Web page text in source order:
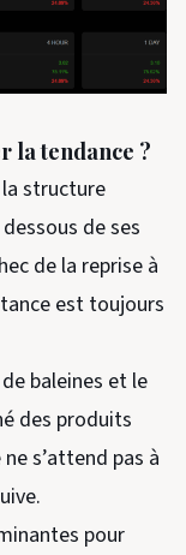
la tendance ?
structure
de ses
de la reprise à
est toujours
baleines et le
des produits
s’attend pas à
pour